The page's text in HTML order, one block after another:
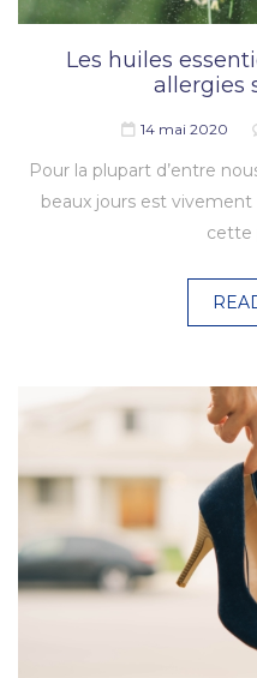
Les huiles
allergies
14 mai 2020
Pour la plupart d’entre
beaux jours est
cette